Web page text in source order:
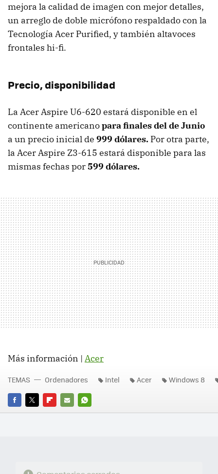
mejora la calidad de imagen con mejor detalles,
un arreglo de doble micrófono respaldado con la
Tecnología Acer Purified, y también altavoces
frontales hi-fi.
Precio, disponibilidad
La Acer Aspire U6-620 estará disponible en el
continente americanopara finales del de Junio
a un precio inicial de 999 dólares. Por otra parte,
la Acer Aspire Z3-615 estará disponible para las
mismas fechas por599 dólares.
Más información | Acer
FACEBOOK
TWITTERFLIPBOARD
E-
WHATSAPP
TEMAS Ordenadores Intel Acer Windows 8